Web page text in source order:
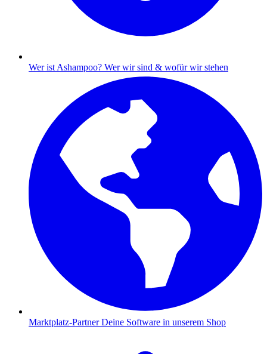
Wer ist Ashampoo? Wer wir sind & wofür wir stehen
Marktplatz-Partner Deine Software in unserem Shop